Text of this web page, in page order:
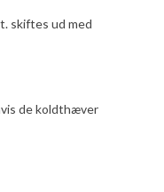
skiftes ud med
de koldthæver